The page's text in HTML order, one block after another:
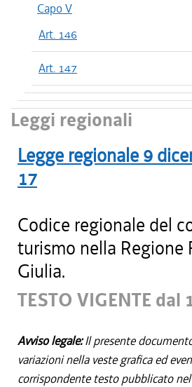
Capo V
Art. 146
Art. 147
Leggi regionali
Legge regionale 9
17
Codice regionale del
turismo nella Regione
Giulia.
TESTO VIGENTE
Avviso legale:Il presente
variazioni nella veste grafica ed
corrispondente testo pubblicato